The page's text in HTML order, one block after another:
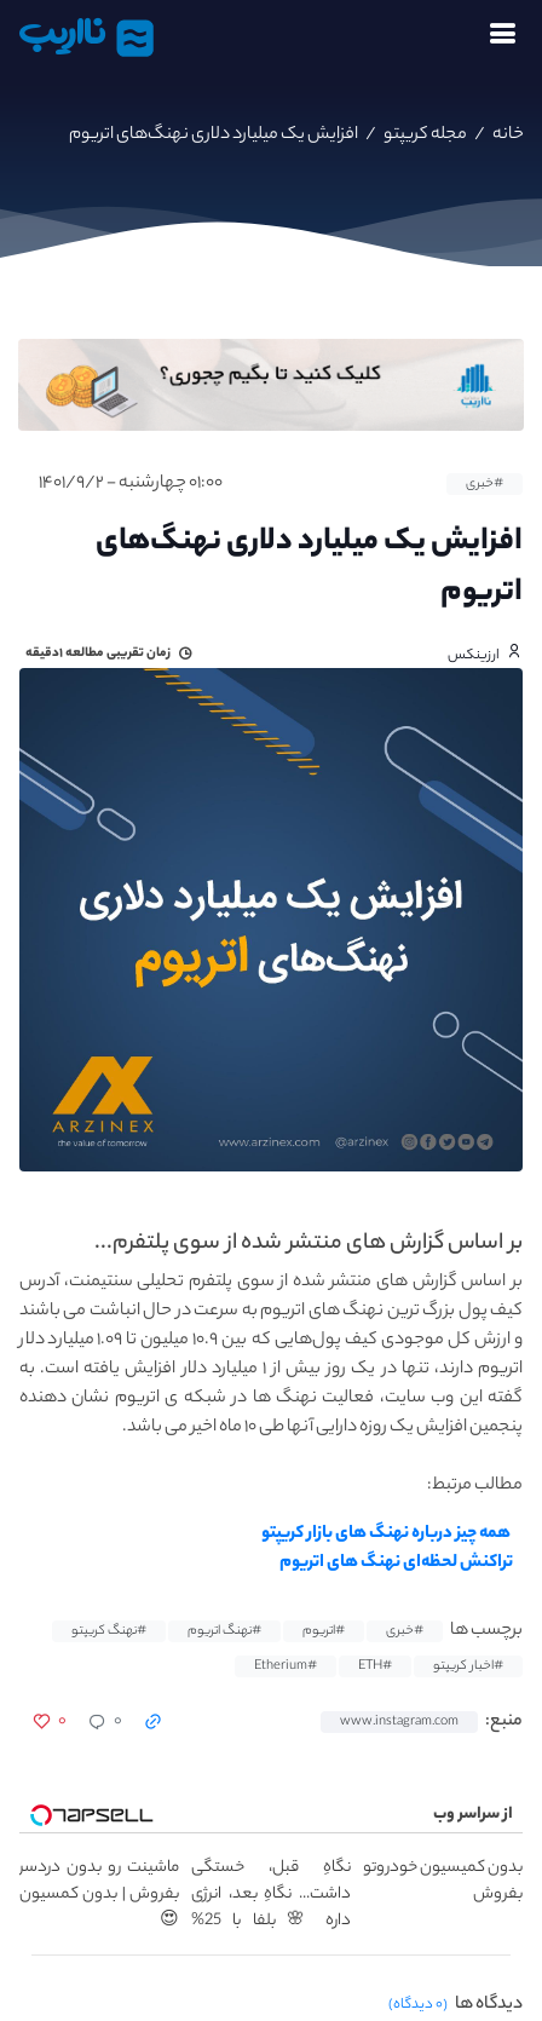
نااریب
خانه / مجله کریپتو / افزایش یک میلیارد دلاری نهنگ‌های اتریوم
#خبری ۰۱:۰۰ چهارشنبه - ۱۴۰۱/۹/۲
افزایش یک میلیارد دلاری نهنگ‌های
اتریوم
ارزینکس زمان تقریبی مطالعه۱دقیقه
بر اساس گزارش های منتشر شده از سوی پلتفرم...
بر اساس گزارش های منتشر شده از سوی پلتفرم تحلیلی سنتیمنت، آدرس
کیف پول بزرگ‌ ترین نهنگ‌ های اتریوم به‌ سرعت در حال انباشت می باشند
و ارزش کل موجودی کیف پول‌هایی که بین ۱۰.۹ میلیون تا ۱.۰۹ میلیارد دلار
اتریوم دارند، تنها در یک روز بیش از ۱ میلیارد دلار افزایش یافته است. به
گفته این وب سایت، فعالیت نهنگ ها در شبکه ی اتریوم نشان‌ دهنده
پنجمین افزایش یک روزه دارایی آنها طی ۱۰ ماه اخیر می باشد.
مطالب مرتبط:
همه چیز درباره نهنگ های بازار کریپتو
تراکنش لحظه‌ای نهنگ های اتریوم
برچسب ها #خبری #اتریوم #نهنگ اتریوم
#نهنگ کریپتو
#اخبار کریپتو
#ETH
#Etherium
منبع: www.instagram.com ۰ ۰
از سراسر وب
بدون کمیسیون خودروتو
بفروش
نگاهِ قبل، خستگی
داشت... نگاهِ بعد، انرژی
داره 🌸 بلفا با 25%
تخفیف
ماشینت رو بدون دردسر
بفروش | بدون کمسیون
😍
دیدگاه ها (۰ دیدگاه)